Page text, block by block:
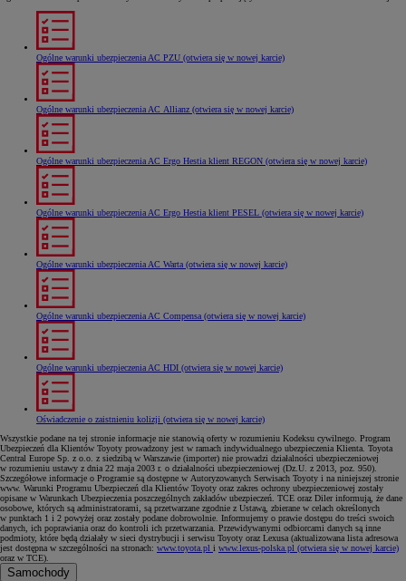
Ogólne warunki ubezpieczenia AC PZU (otwiera się w nowej karcie)
Ogólne warunki ubezpieczenia AC Allianz (otwiera się w nowej karcie)
Ogólne warunki ubezpieczenia AC Ergo Hestia klient REGON (otwiera się w nowej karcie)
Ogólne warunki ubezpieczenia AC Ergo Hestia klient PESEL (otwiera się w nowej karcie)
Ogólne warunki ubezpieczenia AC Warta (otwiera się w nowej karcie)
Ogólne warunki ubezpieczenia AC Compensa (otwiera się w nowej karcie)
Ogólne warunki ubezpieczenia AC HDI (otwiera się w nowej karcie)
Oświadczenie o zaistnieniu kolizji (otwiera się w nowej karcie)
Wszystkie podane na tej stronie informacje nie stanowią oferty w rozumieniu Kodeksu cywilnego. Program
Ubezpieczeń dla Klientów Toyoty prowadzony jest w ramach indywidualnego ubezpieczenia Klienta. Toyota
Central Europe Sp. z o.o. z siedzibą w Warszawie (importer) nie prowadzi działalności ubezpieczeniowej
w rozumieniu ustawy z dnia 22 maja 2003 r. o działalności ubezpieczeniowej (Dz.U. z 2013, poz. 950).
Szczegółowe informacje o Programie są dostępne w Autoryzowanych Serwisach Toyoty i na niniejszej stronie
www. Warunki Programu Ubezpieczeń dla Klientów Toyoty oraz zakres ochrony ubezpieczeniowej zostały
opisane w Warunkach Ubezpieczenia poszczególnych zakładów ubezpieczeń. TCE oraz Diler informują, że dane
osobowe, których są administratorami, są przetwarzane zgodnie z Ustawą, zbierane w celach określonych
w punktach 1 i 2 powyżej oraz zostały podane dobrowolnie. Informujemy o prawie dostępu do treści swoich
danych, ich poprawiania oraz do kontroli ich przetwarzania. Przewidywanymi odbiorcami danych są inne
podmioty, które będą działały w sieci dystrybucji i serwisu Toyoty oraz Lexusa (aktualizowana lista adresowa
jest dostępna w szczególności na stronach: www.toyota.pl i www.lexus-polska.pl (otwiera się w nowej karcie)
oraz w TCE).
Samochody